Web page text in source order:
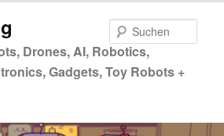
Drones, AI, Robotics,
Gadgets, Toy Robots +